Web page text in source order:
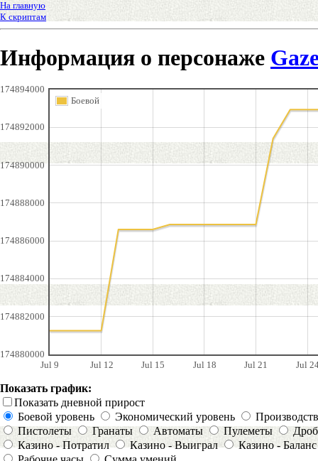
На главную
К скриптам
Информация о персонаже
Jul 9 Jul 12 Jul 15 Jul 18 Jul 21 Jul
174880000
174882000
174884000
174886000
174888000
174890000
174892000
174894000
Боевой
Показать график:
Показать дневной прирост
Боевой уровень
Экономический уровень
Пистолеты
Гранаты Автоматы Пулеметы
Казино - Потратил
Казино - Выиграл
Казино - Баланс